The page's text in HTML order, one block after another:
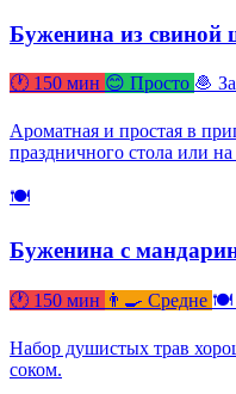
Буженина из свиной
🕐 150 мин 😊 Просто 🧆
Ароматная и простая в
праздничного стола или
🍽
Буженина с
🕐 150 мин 👨‍🍳 Средне 🍽
Набор душистых трав
соком.